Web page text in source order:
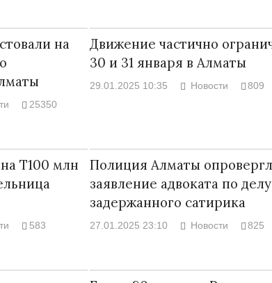
на
25350
Движение частично
30 и 31 января в Алматы
29.01.2025 10:35 Новости 809
Т100 млн
583
Полиция Алматы
заявление адвоката по делу
задержанного сатирика
27.01.2025 23:10 Новости 825
Народ выбрал свет
17.10.2024 17:00 29972
Странная
Дарига не
Авиакомпании
мошенниками
30.10.2024